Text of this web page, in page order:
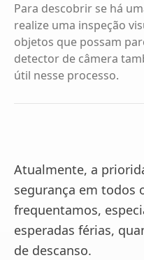
Para descobrir se há
realize uma inspeção
objetos que possam
detector de câmera
útil nesse processo.
Atualmente, a
segurança em todos
frequentamos,
esperadas férias,
de descanso.